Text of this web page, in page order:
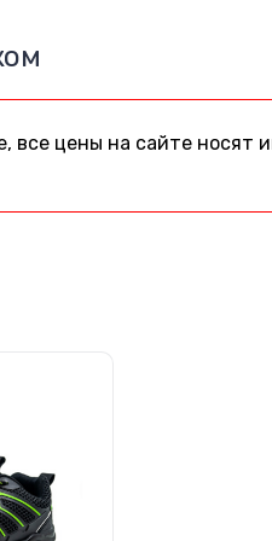
все цены на сайте носят